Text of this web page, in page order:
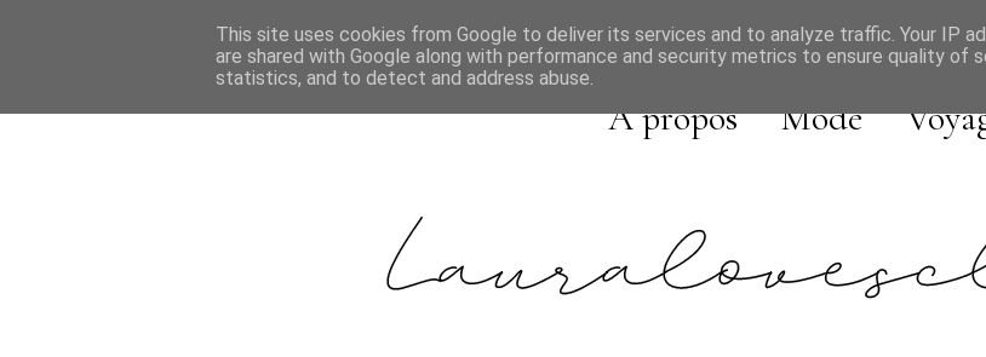
A propos Mode
This site uses cookies from Google to deliver its services and to analyze traffic. Your IP
are shared with Google along with performance and security metrics to ensure quality of
statistics, and to detect and address abuse.